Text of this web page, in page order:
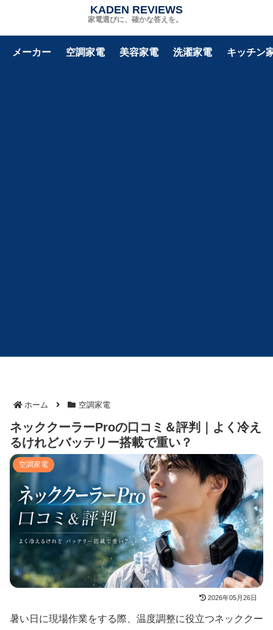
家電選びに、確かな答えを。
KADEN REVIEWS
メーカー 空調家電 美容家電 洗濯家電 キッチン
ホーム 空調家電
ネッククーラーProの口コミ＆評判｜よく冷え
るけれどバッテリー搭載で重い？
空調家電
2026年05月26日
暑い日に現場作業をする際、温度調整に役立つネッククー